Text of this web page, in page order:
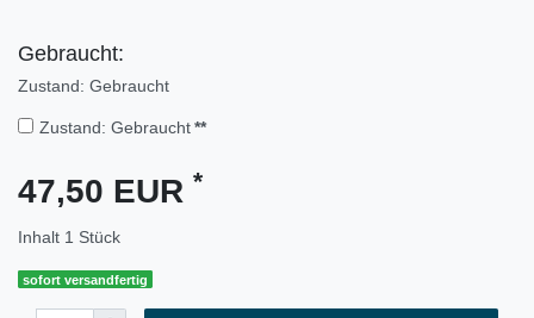
Gebraucht:
Zustand: Gebraucht
Zustand: Gebraucht **
47,50 EUR *
Inhalt 1 Stück
sofort versandfertig